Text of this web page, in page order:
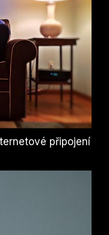
připojení